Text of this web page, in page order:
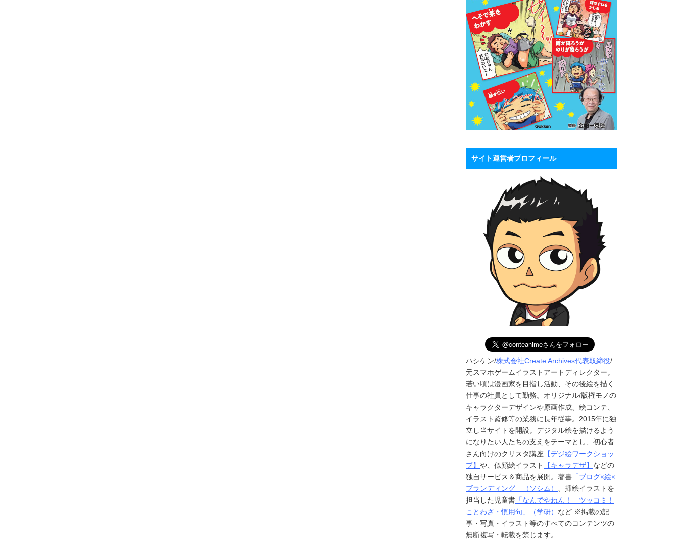
サイト運営者プロフィール
ハシケン/株式会社Create Archives代表取締役/
元スマホゲームイラストアートディレクター。
若い頃は漫画家を目指し活動、その後絵を描く
仕事の社員として勤務。オリジナル/版権モノの
キャラクターデザインや原画作成、絵コンテ、
イラスト監修等の業務に長年従事。2015年に独
立し当サイトを開設。デジタル絵を描けるよう
になりたい人たちの支えをテーマとし、初心者
さん向けのクリスタ講座 【デジ絵ワークショッ
プ】 や、似顔絵イラスト 【キャラデザ】 などの
独自サービス＆商品を展開。著書 「ブログ×絵×
ブランディング」（ソシム）
、挿絵イラストを
担当した児童書 「なんでやねん！ ツッコミ！
ことわざ・慣用句」（学研） など ※掲載の記
事・写真・イラスト等のすべてのコンテンツの
無断複写・転載を禁じます。